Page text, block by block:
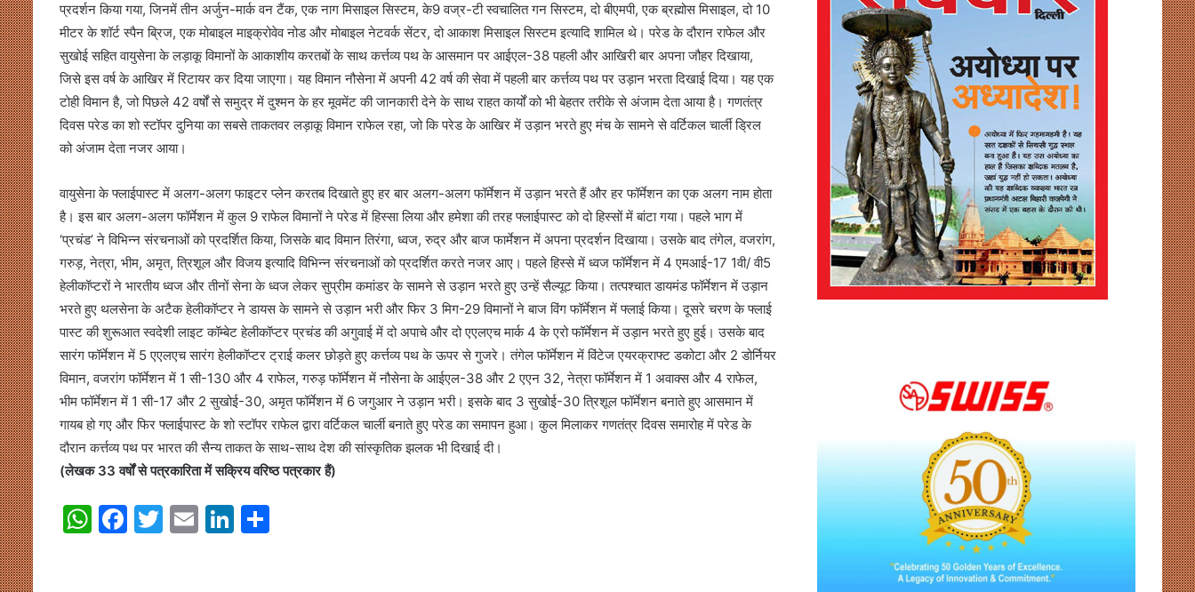
प्रदर्शन किया गया, जिनमें तीन अर्जुन-मार्क वन टैंक, एक नाग मिसाइल सिस्टम, के9 वज्र-टी स्वचालित गन सिस्टम, दो बीएमपी, एक ब्रह्मोस मिसाइल, दो 10
मीटर के शॉर्ट स्पैन ब्रिज, एक मोबाइल माइक्रोवेव नोड और मोबाइल नेटवर्क सेंटर, दो आकाश मिसाइल सिस्टम इत्यादि शामिल थे। परेड के दौरान राफेल और
सुखोई सहित वायुसेना के लड़ाकू विमानों के आकाशीय करतबों के साथ कर्त्तव्य पथ के आसमान पर आईएल-38 पहली और आखिरी बार अपना जौहर दिखाया,
जिसे इस वर्ष के आखिर में रिटायर कर दिया जाएगा। यह विमान नौसेना में अपनी 42 वर्ष की सेवा में पहली बार कर्त्तव्य पथ पर उड़ान भरता दिखाई दिया। यह एक
टोही विमान है, जो पिछले 42 वर्षों से समुद्र में दुश्मन के हर मूवमेंट की जानकारी देने के साथ राहत कार्यों को भी बेहतर तरीके से अंजाम देता आया है। गणतंत्र
दिवस परेड का शो स्टॉपर दुनिया का सबसे ताकतवर लड़ाकू विमान राफेल रहा, जो कि परेड के आखिर में उड़ान भरते हुए मंच के सामने से वर्टिकल चार्ली ड्रिल
को अंजाम देता नजर आया।
वायुसेना के फ्लाईपास्ट में अलग-अलग फाइटर प्लेन करतब दिखाते हुए हर बार अलग-अलग फॉर्मेशन में उड़ान भरते हैं और हर फॉर्मेशन का एक अलग नाम होता
है। इस बार अलग-अलग फॉर्मेशन में कुल 9 राफेल विमानों ने परेड में हिस्सा लिया और हमेशा की तरह फ्लाईपास्ट को दो हिस्सों में बांटा गया। पहले भाग में
‘प्रचंड’ ने विभिन्न संरचनाओं को प्रदर्शित किया, जिसके बाद विमान तिरंगा, ध्वज, रुद्र और बाज फार्मेशन में अपना प्रदर्शन दिखाया। उसके बाद तंगेल, वजरांग,
गरुड़, नेत्रा, भीम, अमृत, त्रिशूल और विजय इत्यादि विभिन्न संरचनाओं को प्रदर्शित करते नजर आए। पहले हिस्से में ध्वज फॉर्मेशन में 4 एमआई-17 1वी/ वी5
हेलीकॉप्टरों ने भारतीय ध्वज और तीनों सेना के ध्वज लेकर सुप्रीम कमांडर के सामने से उड़ान भरते हुए उन्हें सैल्यूट किया। तत्पश्चात डायमंड फॉर्मेशन में उड़ान
भरते हुए थलसेना के अटैक हेलीकॉप्टर ने डायस के सामने से उड़ान भरी और फिर 3 मिग-29 विमानों ने बाज विंग फॉर्मेशन में फ्लाई किया। दूसरे चरण के फ्लाई
पास्ट की शुरूआत स्वदेशी लाइट कॉम्बेट हेलीकॉप्टर प्रचंड की अगुवाई में दो अपाचे और दो एएलएच मार्क 4 के एरो फॉर्मेशन में उड़ान भरते हुए हुई। उसके बाद
सारंग फॉर्मेशन में 5 एएलएच सारंग हेलीकॉप्टर ट्राई कलर छोड़ते हुए कर्त्तव्य पथ के ऊपर से गुजरे। तंगेल फॉर्मेशन में विंटेज एयरक्राफ्ट डकोटा और 2 डोर्नियर
विमान, वजरांग फॉर्मेशन में 1 सी-130 और 4 राफेल, गरुड़ फॉर्मेशन में नौसेना के आईएल-38 और 2 एएन 32, नेत्रा फॉर्मेशन में 1 अवाक्स और 4 राफेल,
भीम फॉर्मेशन में 1 सी-17 और 2 सुखोई-30, अमृत फॉर्मेशन में 6 जगुआर ने उड़ान भरी। इसके बाद 3 सुखोई-30 त्रिशूल फॉर्मेशन बनाते हुए आसमान में
गायब हो गए और फिर फ्लाईपास्ट के शो स्टॉपर राफेल द्वारा वर्टिकल चार्ली बनाते हुए परेड का समापन हुआ। कुल मिलाकर गणतंत्र दिवस समारोह में परेड के
दौरान कर्त्तव्य पथ पर भारत की सैन्य ताकत के साथ-साथ देश की सांस्कृतिक झलक भी दिखाई दी।
(लेखक 33 वर्षों से पत्रकारिता में सक्रिय वरिष्ठ पत्रकार हैं)
W F
T
E
Li